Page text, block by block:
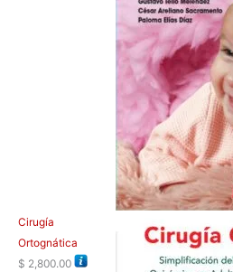
Cirugía
Ortognática
$ 2,800.00